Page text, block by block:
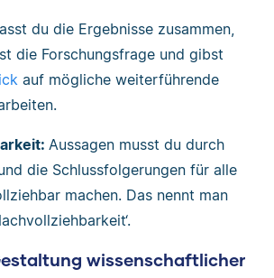
du die Ergebnisse zusammen,
die Forschungsfrage und gibst
auf mögliche weiterführende
Aussagen musst du durch
die Schlussfolgerungen für alle
machen. Das nennt man
wissenschaftlicher